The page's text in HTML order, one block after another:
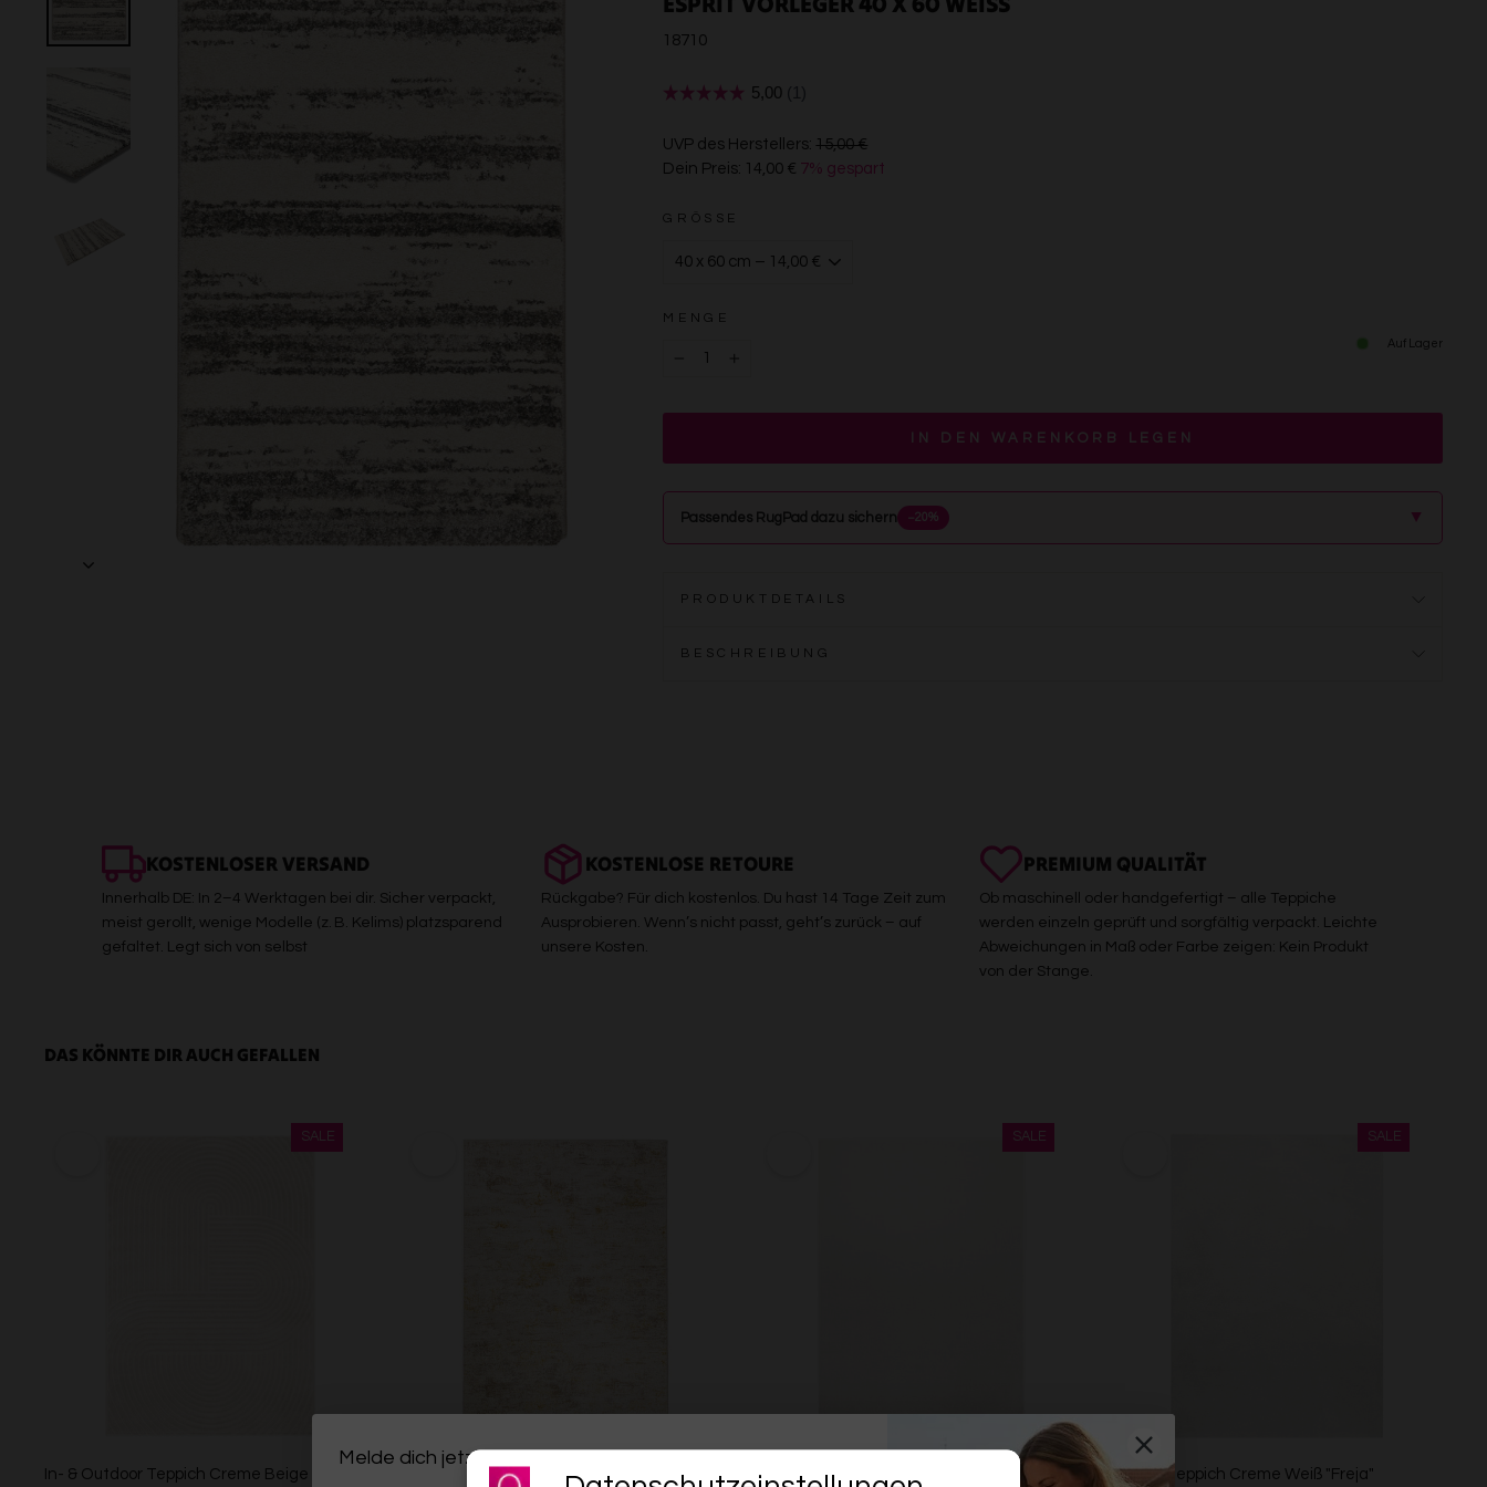
18710
UVP des Herstellers: 15,00 €€15,00
Dein Preis: 14,00 € 7% gespart
GRÖSSE
MENGE
Auf Lager
IN DEN WARENKORB LEGEN
Passendes RugPad dazu sichern −20% ▲
PRODUKTDETAILS
BESCHREIBUNG
KOSTENLOSER VERSAND
Innerhalb DE: In 2–4 Werktagen bei dir. Sicher verpackt,
meist gerollt, wenige Modelle (z. B. Kelims) platzsparend
gefaltet. Legt sich von selbst
KOSTENLOSE RETOURE
Rückgabe? Für dich kostenlos. Du hast 14 Tage Zeit zum
Ausprobieren. Wenn’s nicht passt, geht’s zurück – auf
unsere Kosten.
PREMIUM QUALITÄT
Ob maschinell oder handgefertigt – alle Teppiche
werden einzeln geprüft und sorgfältig verpackt. Leichte
Abweichungen in Maß oder Farbe zeigen: Kein Produkt
von der Stange.
DAS KÖNNTE DIR AUCH GEFALLEN
In- & Outdoor Teppich Creme Beige
Esprit Kurzflorteppich Creme Gold "Feel
Kurzflorteppich Creme Weiß
Kurzflorteppich Creme Weiß "Freja"
Melde dich jetzt für unseren Newsletter an und sichere dir